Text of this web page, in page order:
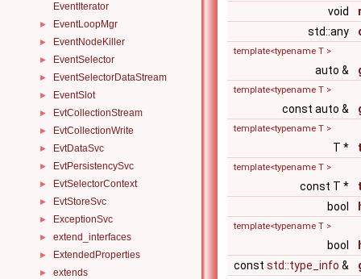
EventIterator
► EventLoopMgr
► EventNodeKiller
► EventSelector
► EventSelectorDataStream
► EventSlot
► EvtCollectionStream
► EvtCollectionWrite
► EvtDataSvc
► EvtPersistencySvc
► EvtSelectorContext
► EvtStoreSvc
► ExceptionSvc
► extend_interfaces
► ExtendedProperties
► extends
void
std::any
template<typename T >
auto &
template<typename T >
const auto &
template<typename T >
T *
template<typename T >
const T *
bool
template<typename T >
bool
const std::type_info &